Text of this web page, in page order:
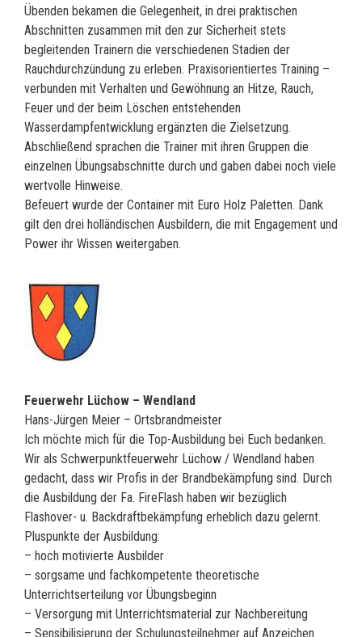
Übenden bekamen die Gelegenheit, in drei praktischen
Abschnitten zusammen mit den zur Sicherheit stets
begleitenden Trainern die verschiedenen Stadien der
Rauchdurchzündung zu erleben. Praxisorientiertes Training –
verbunden mit Verhalten und Gewöhnung an Hitze, Rauch,
Feuer und der beim Löschen entstehenden
Wasserdampfentwicklung ergänzten die Zielsetzung.
Abschließend sprachen die Trainer mit ihren Gruppen die
einzelnen Übungsabschnitte durch und gaben dabei noch viele
wertvolle Hinweise.
Befeuert wurde der Container mit Euro Holz Paletten. Dank
gilt den drei holländischen Ausbildern, die mit Engagement und
Power ihr Wissen weitergaben.
Feuerwehr Lüchow – Wendland
Hans-Jürgen Meier – Ortsbrandmeister
Ich möchte mich für die Top-Ausbildung bei Euch bedanken.
Wir als Schwerpunktfeuerwehr Lüchow / Wendland haben
gedacht, dass wir Profis in der Brandbekämpfung sind. Durch
die Ausbildung der Fa. FireFlash haben wir bezüglich
Flashover- u. Backdraftbekämpfung erheblich dazu gelernt.
Pluspunkte der Ausbildung:
– hoch motivierte Ausbilder
– sorgsame und fachkompetente theoretische
Unterrichtserteilung vor Übungsbeginn
– Versorgung mit Unterrichtsmaterial zur Nachbereitung
– Sensibilisierung der Schulungsteilnehmer auf Anzeichen